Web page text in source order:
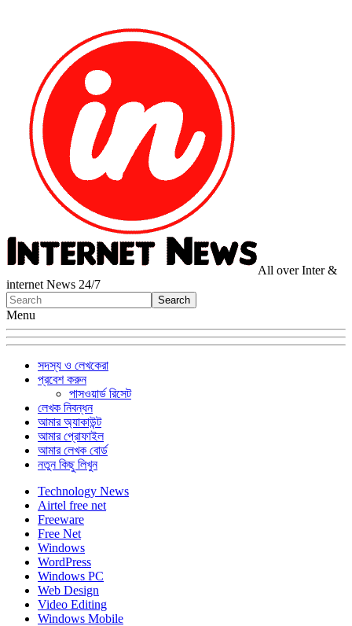
All over Inter &
internet News 24/7
Menu
সদস্য ও লেখকেরা
প্রবেশ করুন
পাসওয়ার্ড রিসেট
লেখক নিবন্ধন
আমার অ্যাকাউন্ট
আমার প্রোফাইল
আমার লেখক বোর্ড
নতুন কিছু লিখুন
Technology News
Airtel free net
Freeware
Free Net
Windows
WordPress
Windows PC
Web Design
Video Editing
Windows Mobile